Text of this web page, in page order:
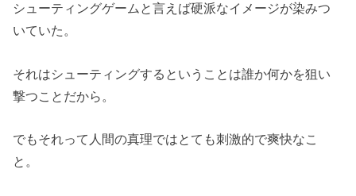
シューティングゲームと言えば硬派なイメージが染みつ
いていた。
それはシューティングするということは誰か何かを狙い
撃つことだから。
でもそれって人間の真理ではとても刺激的で爽快なこ
と。